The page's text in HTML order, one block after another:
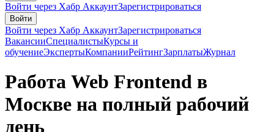
Войти через Хабр АккаунтЗарегистрироваться
Войти
Войти через Хабр АккаунтЗарегистрироваться
ВакансииСпециалистыКурсы и
обучениеЭкспертыКомпанииРейтингЗарплатыЖурнал
Работа Web Frontend в
Москве на полный рабочий
день